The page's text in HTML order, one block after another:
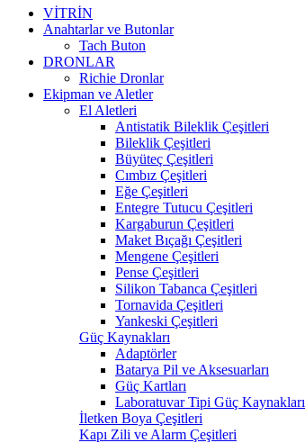
VİTRİN
Anahtarlar ve Butonlar
Tach Buton
DRONLAR
Richie Dronlar
Ekipman ve Aletler
El Aletleri
Antistatik Bileklik Çeşitleri
Bileklik Çeşitleri
Büyüteç Çeşitleri
Cımbız Çeşitleri
Eğe Çeşitleri
Entegre Tutucu Çeşitleri
Kargaburun Çeşitleri
Maket Bıçağı Çeşitleri
Mengene Çeşitleri
Pense Çeşitleri
Silikon Tabanca Çeşitleri
Tornavida Çeşitleri
Yankeski Çeşitleri
Güç Kaynakları
Adaptörler
Batarya Pil ve Aksesuarları
Güç Kartları
Laboratuvar Tipi Güç Kaynakları
İletken Boya Çeşitleri
Kapı Zili ve Alarm Çeşitleri